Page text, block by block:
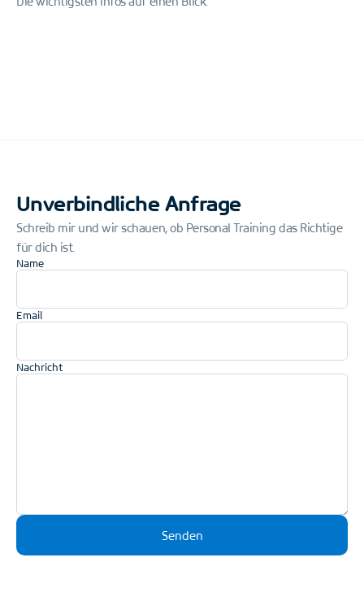
Unverbindliche Anfrage
Schreib mir und wir schauen, ob Personal Training das Richtige
für dich ist.
Name
Email
Nachricht
Senden